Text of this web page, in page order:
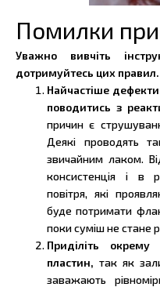
Помилки при
Уважно вивчіть
дотримуйтесь цих правил.
Найчастіше
поводитись з
причин є
Деякі проводять
звичайним лаком.
консистенція і в
повітря, які
буде потримати
поки суміш не стане
Приділіть
пластин, так як
заважають